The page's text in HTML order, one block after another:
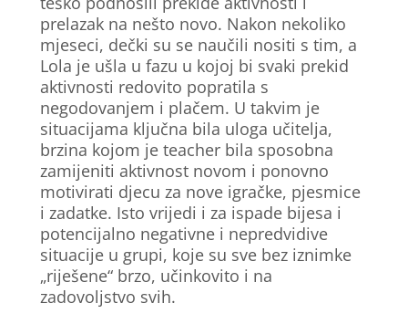
prelazak na nešto novo. Nakon nekoliko
mjeseci, dečki su se naučili nositi s tim, a
Lola je ušla u fazu u kojoj bi svaki prekid
aktivnosti redovito popratila s
negodovanjem i plačem. U takvim je
situacijama ključna bila uloga učitelja,
brzina kojom je teacher bila sposobna
zamijeniti aktivnost novom i ponovno
motivirati djecu za nove igračke, pjesmice
i zadatke. Isto vrijedi i za ispade bijesa i
potencijalno negativne i nepredvidive
situacije u grupi, koje su sve bez iznimke
„riješene“ brzo, učinkovito i na
zadovoljstvo svih.